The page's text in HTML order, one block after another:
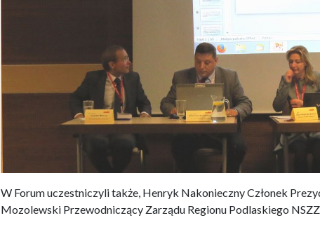
W Forum uczestniczyli także, Henryk Nakonieczny Członek
Mozolewski Przewodniczący Zarządu Regionu Podlaskiego NSZZ